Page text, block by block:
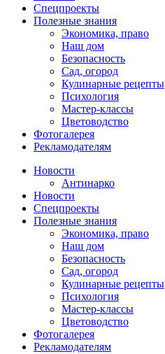
Спецпроекты
Полезные знания
Экономика, право
Наш дом
Безопасность
Сад, огород
Кулинарные рецепты
Психология
Мастер-классы
Цветоводство
Фотогалерея
Рекламодателям
Новости
Антинарко
Новости
Спецпроекты
Полезные знания
Экономика, право
Наш дом
Безопасность
Сад, огород
Кулинарные рецепты
Психология
Мастер-классы
Цветоводство
Фотогалерея
Рекламодателям